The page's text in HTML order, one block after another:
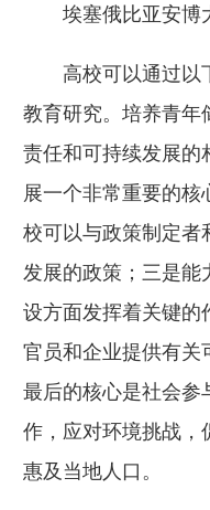
埃塞俄比亚安博
高校可以通过以
教育研究。培养青年
责任和可持续发展的
展一个非常重要的
校可以与政策制定者
发展的政策；三是能
设方面发挥着关键的
官员和企业提供有关
最后的核心是社会参
作，应对环境挑战，
惠及当地人口。